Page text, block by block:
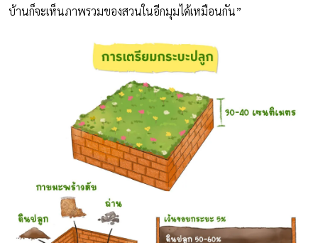
บ้านก็จะเห็นภาพรวมของสวนในอีกมุมได้เหมือนกัน”